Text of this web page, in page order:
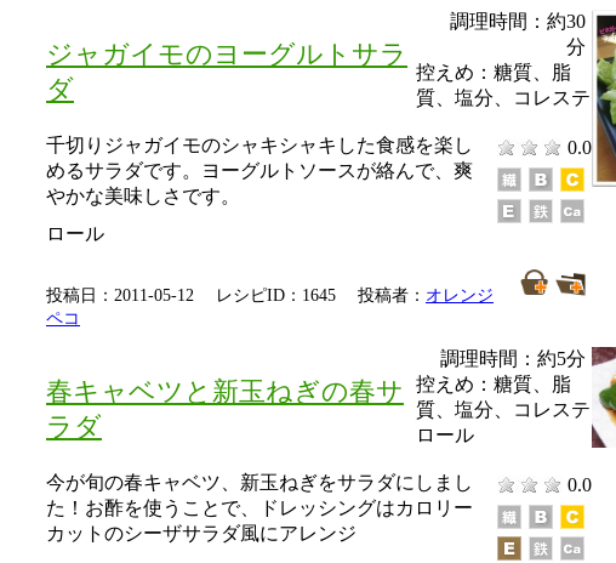
ジャガイモのヨーグルトサラ
ダ
調理時間：約30
分
千切りジャガイモのシャキシャキした食感を楽し
めるサラダです。ヨーグルトソースが絡んで、爽
やかな美味しさです。
0.0
控えめ： 糖質、脂
質、塩分、コレステ
ロール
投稿日：2011-05-12 レシピID：1645 投稿者： オレンジ
ペコ
春キャベツと新玉ねぎの春サ
ラダ
調理時間：約5分
今が旬の春キャベツ、新玉ねぎをサラダにしまし
た！お酢を使うことで、ドレッシングはカロリー
カットのシーザサラダ風にアレンジ
0.0
控えめ： 糖質、脂
質、塩分、コレステ
ロール